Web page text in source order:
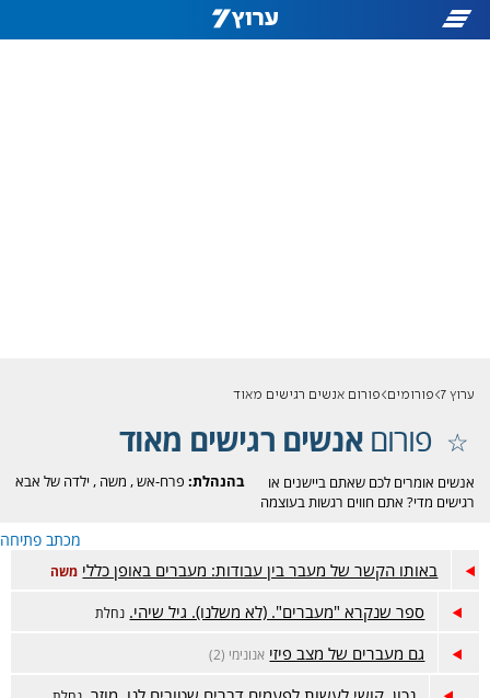
ערוץ 7 פורומים פורום אנשים רגישים מאוד
פורוםאנשים רגישים מאוד
בהנהלת: פרח-אש, משה , ילדה של אבא
אנשים אומרים לכם שאתם ביישנים או
רגישים מדי? אתם חווים רגשות בעוצמה
הנכון בשבלכם :)
מכתב פתיחה
באותו הקשר של מעבר בין עבודות: מעברים באופן כללי משה
ספר שנקרא "מעברים". (לא משלנו). גיל שיהי. נחלת
גם מעברים של מצב פיזי אנונימי (2)